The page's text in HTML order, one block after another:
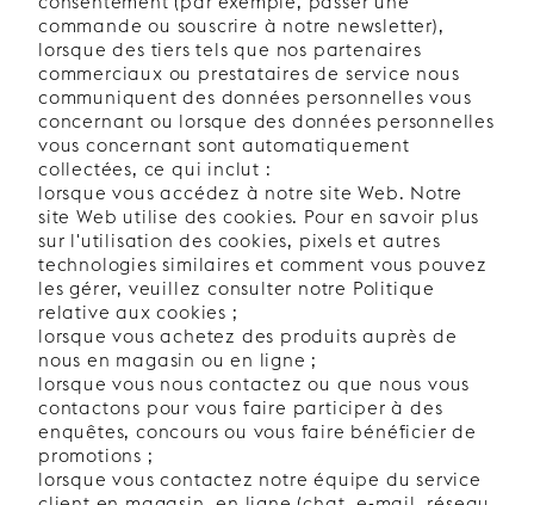
commande ou souscrire à notre newsletter),
lorsque des tiers tels que nos partenaires
commerciaux ou prestataires de service nous
communiquent des données personnelles vous
concernant ou lorsque des données personnelles
vous concernant sont automatiquement
collectées, ce qui inclut :
lorsque vous accédez à notre site Web. Notre
site Web utilise des cookies. Pour en savoir plus
sur l'utilisation des cookies, pixels et autres
technologies similaires et comment vous pouvez
les gérer, veuillez consulter notre Politique
relative aux cookies ;
lorsque vous achetez des produits auprès de
nous en magasin ou en ligne ;
lorsque vous nous contactez ou que nous vous
contactons pour vous faire participer à des
enquêtes, concours ou vous faire bénéficier de
promotions ;
lorsque vous contactez notre équipe du service